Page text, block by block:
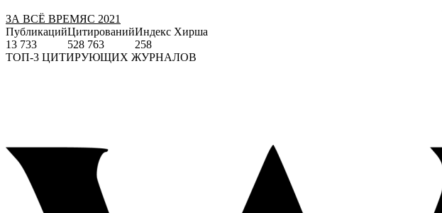
ЗА ВСЁ ВРЕМЯС 2021
Публикаций
13 733
Цитирований
528 763
Индекс Хирша
258
ТОП-3 ЦИТИРУЮЩИХ ЖУРНАЛОВ